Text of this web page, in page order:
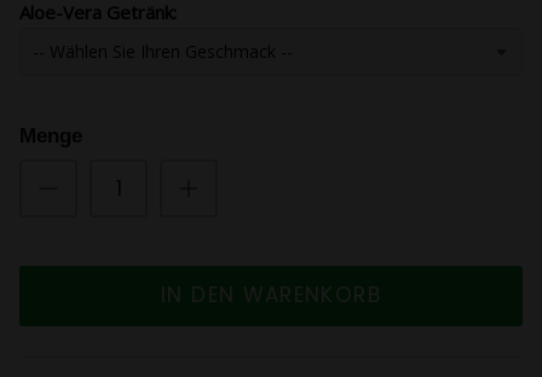
Aloe-Vera Getränk:
Menge
IN DEN WARENKORB